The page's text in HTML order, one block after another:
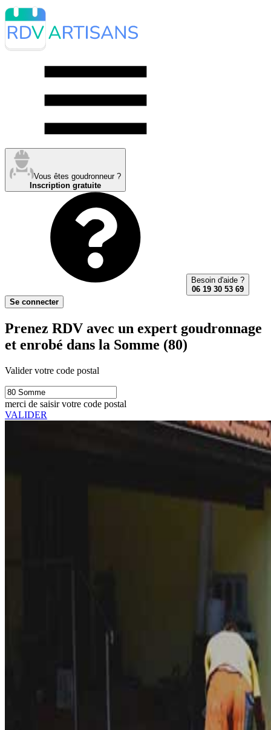
Vous êtes goudronneur ?
Inscription gratuite
Besoin d'aide ?
06 19 30 53 69
Se connecter
Prenez RDV avec un expert goudronnage
et enrobé dans la Somme (80)
Valider votre code postal
merci de saisir votre code postal
VALIDER